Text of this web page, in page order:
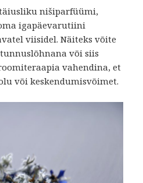
nišiparfüümi,
igapäevarutiini
viisidel. Näiteks võite
või siis
vahendina, et
või keskendumisvõimet.